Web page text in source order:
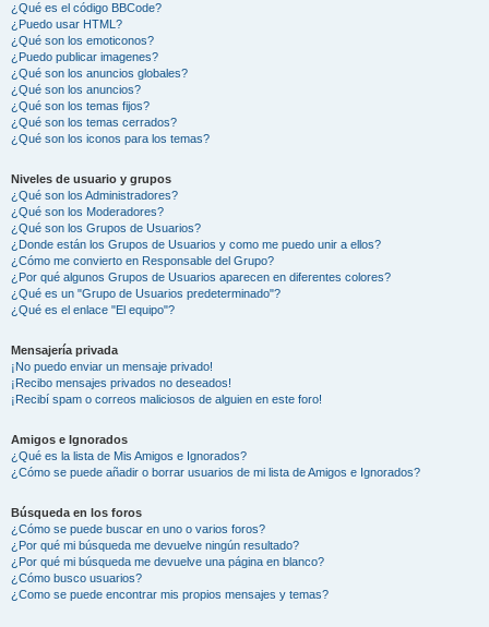
¿Qué es el código BBCode?
¿Puedo usar HTML?
¿Qué son los emoticonos?
¿Puedo publicar imagenes?
¿Qué son los anuncios globales?
¿Qué son los anuncios?
¿Qué son los temas fijos?
¿Qué son los temas cerrados?
¿Qué son los iconos para los temas?
Niveles de usuario y grupos
¿Qué son los Administradores?
¿Qué son los Moderadores?
¿Qué son los Grupos de Usuarios?
¿Donde están los Grupos de Usuarios y como me puedo unir a ellos?
¿Cómo me convierto en Responsable del Grupo?
¿Por qué algunos Grupos de Usuarios aparecen en diferentes colores?
¿Qué es un "Grupo de Usuarios predeterminado"?
¿Qué es el enlace "El equipo"?
Mensajería privada
¡No puedo enviar un mensaje privado!
¡Recibo mensajes privados no deseados!
¡Recibí spam o correos maliciosos de alguien en este foro!
Amigos e Ignorados
¿Qué es la lista de Mis Amigos e Ignorados?
¿Cómo se puede añadir o borrar usuarios de mi lista de Amigos e Ignorados?
Búsqueda en los foros
¿Cómo se puede buscar en uno o varios foros?
¿Por qué mi búsqueda me devuelve ningún resultado?
¿Por qué mi búsqueda me devuelve una página en blanco?
¿Cómo busco usuarios?
¿Como se puede encontrar mis propios mensajes y temas?